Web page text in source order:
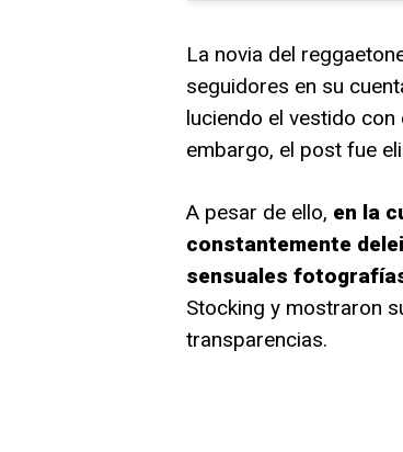
La novia del
seguidores en su
luciendo el vestido con
embargo, el post fue
A pesar de ello, en la
constantemente
sensuales
Stocking y mostraron
transparencias.